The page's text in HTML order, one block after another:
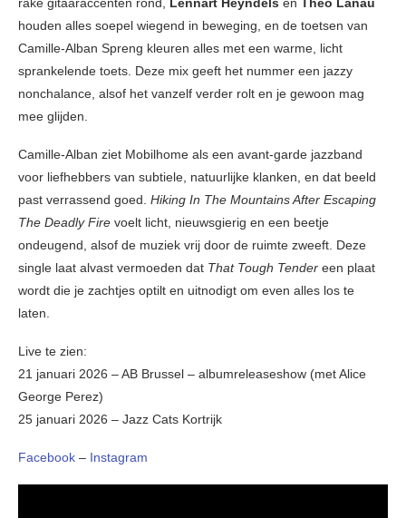
rake gitaaraccenten rond, Lennart Heyndels en Théo Lanau
houden alles soepel wiegend in beweging, en de toetsen van
Camille-Alban Spreng kleuren alles met een warme, licht
sprankelende toets. Deze mix geeft het nummer een jazzy
nonchalance, alsof het vanzelf verder rolt en je gewoon mag
mee glijden.
Camille-Alban ziet Mobilhome als een avant-garde jazzband
voor liefhebbers van subtiele, natuurlijke klanken, en dat beeld
past verrassend goed. Hiking In The Mountains After Escaping
The Deadly Fire voelt licht, nieuwsgierig en een beetje
ondeugend, alsof de muziek vrij door de ruimte zweeft. Deze
single laat alvast vermoeden dat That Tough Tender een plaat
wordt die je zachtjes optilt en uitnodigt om even alles los te
laten.
Live te zien:
21 januari 2026 – AB Brussel – albumreleaseshow (met Alice
George Perez)
25 januari 2026 – Jazz Cats Kortrijk
Facebook – Instagram